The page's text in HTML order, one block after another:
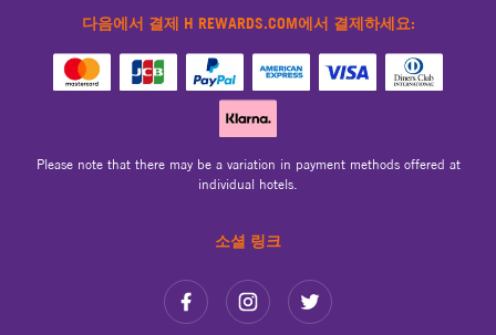
소셜 링크
다음에서 결제 H REWARDS.COM에서 결제하세요:
Please note that there may be a variation in payment methods offered at
individual hotels.